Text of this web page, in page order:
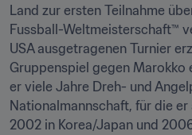
Land zur ersten Teilnahme
Fussball-Weltmeisterschaft™
USA ausgetragenen Turnier
Gruppenspiel gegen Marokko
er viele Jahre Dreh- und
Nationalmannschaft, für die er
2002 in Korea/Japan und